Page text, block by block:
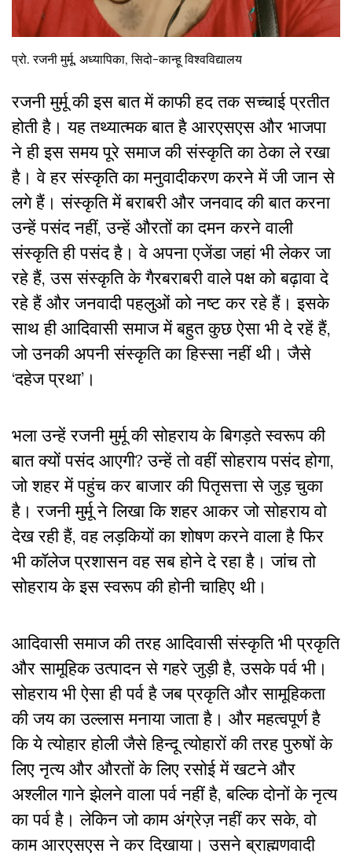
प्रो. रजनी मुर्मू, अध्यापिका, सिदो-कान्हू विश्वविद्यालय
रजनी मुर्मू की इस बात में काफी हद तक सच्चाई प्रतीत
होती है। यह तथ्यात्मक बात है आरएसएस और भाजपा
ने ही इस समय पूरे समाज की संस्कृति का ठेका ले रखा
है। वे हर संस्कृति का मनुवादीकरण करने में जी जान से
लगे हैं। संस्कृति में बराबरी और जनवाद की बात करना
उन्हें पसंद नहीं, उन्हें औरतों का दमन करने वाली
संस्कृति ही पसंद है। वे अपना एजेंडा जहां भी लेकर जा
रहे हैं, उस संस्कृति के गैरबराबरी वाले पक्ष को बढ़ावा दे
रहे हैं और जनवादी पहलुओं को नष्ट कर रहे हैं। इसके
साथ ही आदिवासी समाज में बहुत कुछ ऐसा भी दे रहें हैं,
जो उनकी अपनी संस्कृति का हिस्सा नहीं थी। जैसे
‘दहेज प्रथा’।
भला उन्हें रजनी मुर्मू की सोहराय के बिगड़ते स्वरूप की
बात क्यों पसंद आएगी? उन्हें तो वहीं सोहराय पसंद होगा,
जो शहर में पहुंच कर बाजार की पितृसत्ता से जुड़ चुका
है। रजनी मुर्मू ने लिखा कि शहर आकर जो सोहराय वो
देख रही हैं, वह लड़कियों का शोषण करने वाला है फिर
भी कॉलेज प्रशासन वह सब होने दे रहा है। जांच तो
सोहराय के इस स्वरूप की होनी चाहिए थी।
आदिवासी समाज की तरह आदिवासी संस्कृति भी प्रकृति
और सामूहिक उत्पादन से गहरे जुड़ी है, उसके पर्व भी।
सोहराय भी ऐसा ही पर्व है जब प्रकृति और सामूहिकता
की जय का उल्लास मनाया जाता है। और महत्वपूर्ण है
कि ये त्योहार होली जैसे हिन्दू त्योहारों की तरह पुरुषों के
लिए नृत्य और औरतों के लिए रसोई में खटने और
अश्लील गाने झेलने वाला पर्व नहीं है, बल्कि दोनों के नृत्य
का पर्व है। लेकिन जो काम अंग्रेज़ नहीं कर सके, वो
काम आरएसएस ने कर दिखाया। उसने ब्राह्मणवादी